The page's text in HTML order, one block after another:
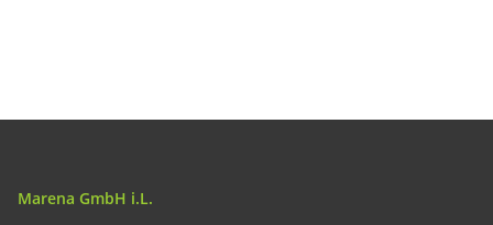
Marena GmbH i.L.